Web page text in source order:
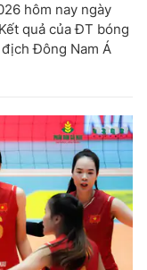
hôm nay ngày
quả của ĐT bóng
Đông Nam Á